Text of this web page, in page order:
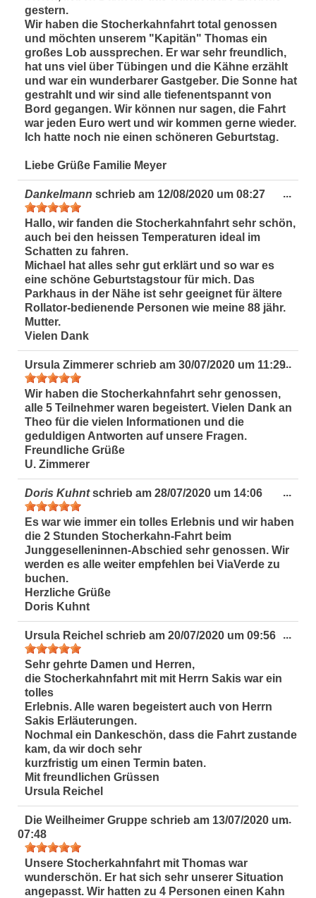
gestern.
Wir haben die Stocherkahnfahrt total genossen
und möchten unserem "Kapitän" Thomas ein
großes Lob aussprechen. Er war sehr freundlich,
hat uns viel über Tübingen und die Kähne erzählt
und war ein wunderbarer Gastgeber. Die Sonne hat
gestrahlt und wir sind alle tiefenentspannt von
Bord gegangen. Wir können nur sagen, die Fahrt
war jeden Euro wert und wir kommen gerne wieder.
Ich hatte noch nie einen schöneren Geburtstag.
Liebe Grüße Familie Meyer
Dankelmann schrieb am 12/08/2020 um 08:27
Hallo, wir fanden die Stocherkahnfahrt sehr schön,
auch bei den heissen Temperaturen ideal im
Schatten zu fahren.
Michael hat alles sehr gut erklärt und so war es
eine schöne Geburtstagstour für mich. Das
Parkhaus in der Nähe ist sehr geeignet für ältere
Rollator-bedienende Personen wie meine 88 jähr.
Mutter.
Vielen Dank
...
Ursula Zimmerer schrieb am 30/07/2020 um 11:29
Wir haben die Stocherkahnfahrt sehr genossen,
alle 5 Teilnehmer waren begeistert. Vielen Dank an
Theo für die vielen Informationen und die
geduldigen Antworten auf unsere Fragen.
Freundliche Grüße
U. Zimmerer
...
Doris Kuhnt schrieb am 28/07/2020 um 14:06
Es war wie immer ein tolles Erlebnis und wir haben
die 2 Stunden Stocherkahn-Fahrt beim
Junggeselleninnen-Abschied sehr genossen. Wir
werden es alle weiter empfehlen bei ViaVerde zu
buchen.
Herzliche Grüße
Doris Kuhnt
...
Ursula Reichel schrieb am 20/07/2020 um 09:56
Sehr gehrte Damen und Herren,
die Stocherkahnfahrt mit mit Herrn Sakis war ein
tolles
Erlebnis. Alle waren begeistert auch von Herrn
Sakis Erläuterungen.
Nochmal ein Dankeschön, dass die Fahrt zustande
kam, da wir doch sehr
kurzfristig um einen Termin baten.
Mit freundlichen Grüssen
Ursula Reichel
...
Die Weilheimer Gruppe schrieb am 13/07/2020 um
07:48
Unsere Stocherkahnfahrt mit Thomas war
wunderschön. Er hat sich sehr unserer Situation
angepasst. Wir hatten zu 4 Personen einen Kahn
...